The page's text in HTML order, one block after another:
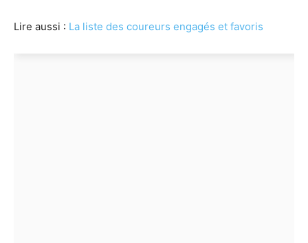
Lire aussi : La liste des coureurs engagés et favoris